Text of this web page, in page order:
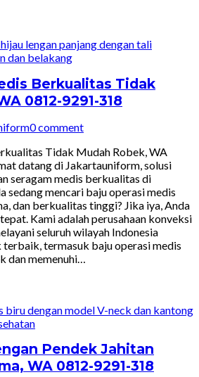
Berkualitas Tidak
0812-9291-318
0 comment
Tidak Mudah Robek, WA
datang di Jakartauniform, solusi
seragam medis berkualitas di
sedang mencari baju operasi medis
dan berkualitas tinggi? Jika iya, Anda
Kami adalah perusahaan konveksi
seluruh wilayah Indonesia
termasuk baju operasi medis
dan memenuhi…
Pendek Jahitan
WA 0812-9291-318